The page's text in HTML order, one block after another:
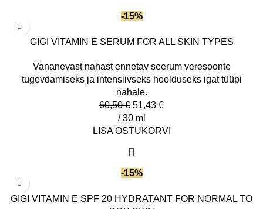
-15%
GIGI VITAMIN E SERUM FOR ALL SKIN TYPES
Vananevast nahast ennetav seerum veresoonte
tugevdamiseks ja intensiivseks hoolduseks igat tüüpi
nahale.
60,50€ 51,43 €
/ 30 ml
LISA OSTUKORVI
-15%
GIGI VITAMIN E SPF 20 HYDRATANT FOR NORMAL TO